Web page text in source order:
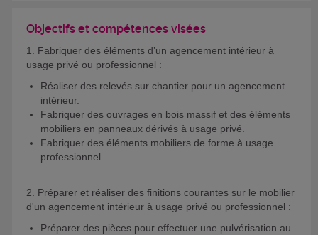
Objectifs et compétences visées
1. Fabriquer des éléments d’un agencement intérieur à
usage privé ou professionnel :
Réaliser des relevés sur chantier pour un agencement
intérieur.
Fabriquer des ouvrages en bois massif et des éléments
mobiliers en panneaux dérivés à usage privé.
Fabriquer des éléments mobiliers de forme à usage
professionnel.
2. Préparer et réaliser des finitions courantes sur le mobilier
d'un agencement intérieur à usage privé ou professionnel :
Préparer des pièces pour effectuer une pulvérisation au